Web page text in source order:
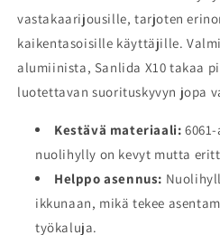
vastakaarijousille, tarjoten
kaikentasoisille käyttäjille.
alumiinista, Sanlida X10 takaa
luotettavan suorituskyvyn jopa
Kestävä materiaali:
nuolihylly on kevyt mutta
Helppo asennus:
ikkunaan, mikä tekee
työkaluja.